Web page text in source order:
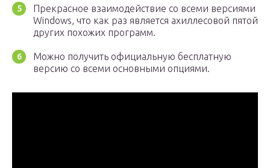
Прекрасное взаимодействие со всеми версиями
Windows, что как раз является ахиллесовой пятой
других похожих программ.
Можно получить официальную бесплатную
версию со всеми основными опциями.